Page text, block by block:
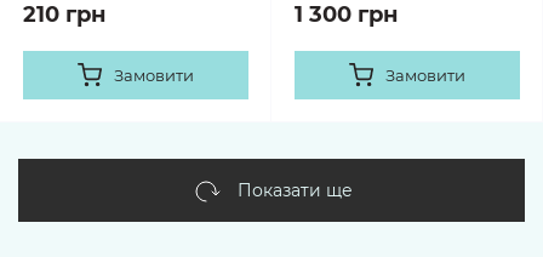
210 грн
Замовити
1 300 грн
Замовити
Показати ще